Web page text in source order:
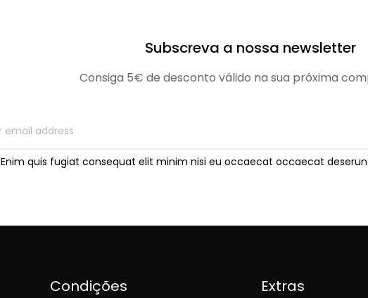
Subscreva a nossa newsletter
Consiga 5€ de desconto válido na sua próxima
Enim quis fugiat consequat elit minim nisi eu occaecat occaecat
Condições Extras